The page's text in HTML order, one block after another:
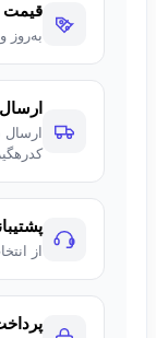
قیمت
به‌روز
پشتیبانی ۷
از